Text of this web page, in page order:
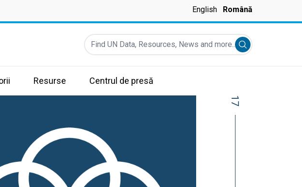
English Română
Find UN Data, Resources, News and more...
Submit search
Resurse Centrul de presă
17